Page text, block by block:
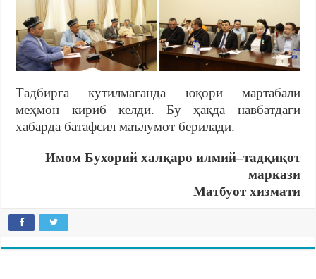
Тадбирга кутилмаганда юқори мартабали
меҳмон кириб келди. Бу ҳақда навбатдаги
хабарда батафсил маълумот берилади.
Имом Бухорий халқаро илмий–тадқиқот
маркази
Матбуот хизмати